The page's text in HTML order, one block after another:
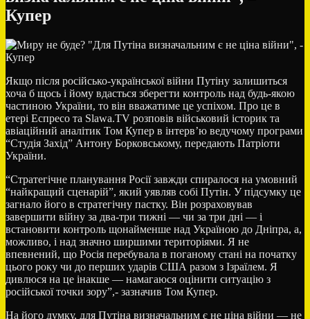
Купер
Якщо після російсько-української війни Путіну залишиться
хоча б щось і йому вдасться зберегти контроль над будь-якою
частиною України, то він вважатиме це успіхом. Про це в
етері Еспресо та Slawa.TV розповів військовий історик та
авіаційний аналітик Том Купер в інтерв’ю ведучому програми
“Студія Захід” Антону Борковському, передають Патріоти
України.
“Стратегічне планування Росії завжди спиралося на умовний
“найкращий сценарій”, який уявляв собі Путін. У підсумку це
загнало його в стратегічну пастку. Він розраховував
завершити війну за два-три тижні — чи за три дні — і
встановити контроль щонайменше над Україною до Дніпра, а,
можливо, і над значно ширшими територіями. Я не
впевнений, що Росія перебувала в поганому стані на початку
цього року чи до перших ударів США разом з Ізраїлем. Я
дивлюся на це інакше — намагаюся оцінити ситуацію з
російської точки зору”,- зазначив Том Купер.
На його думку, для Путіна визначальним є не ціна війни — не